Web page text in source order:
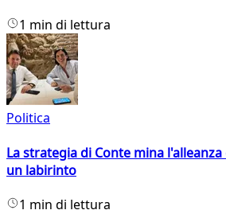
1 min di lettura
Politica
La strategia di Conte mina
un labirinto
1 min di lettura